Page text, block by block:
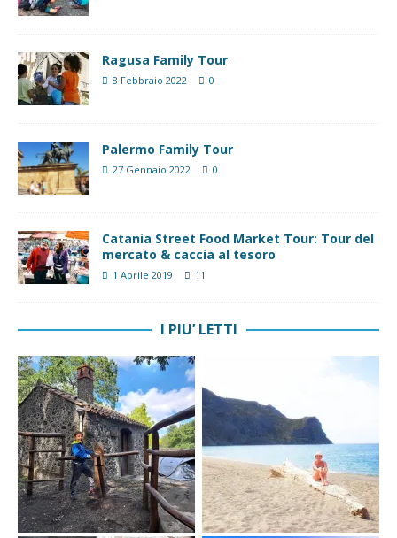
Ragusa Family Tour
8 Febbraio 2022 0
Palermo Family Tour
27 Gennaio 2022 0
Catania Street Food Market Tour: Tour del
mercato & caccia al tesoro
1 Aprile 2019 11
I PIU’ LETTI